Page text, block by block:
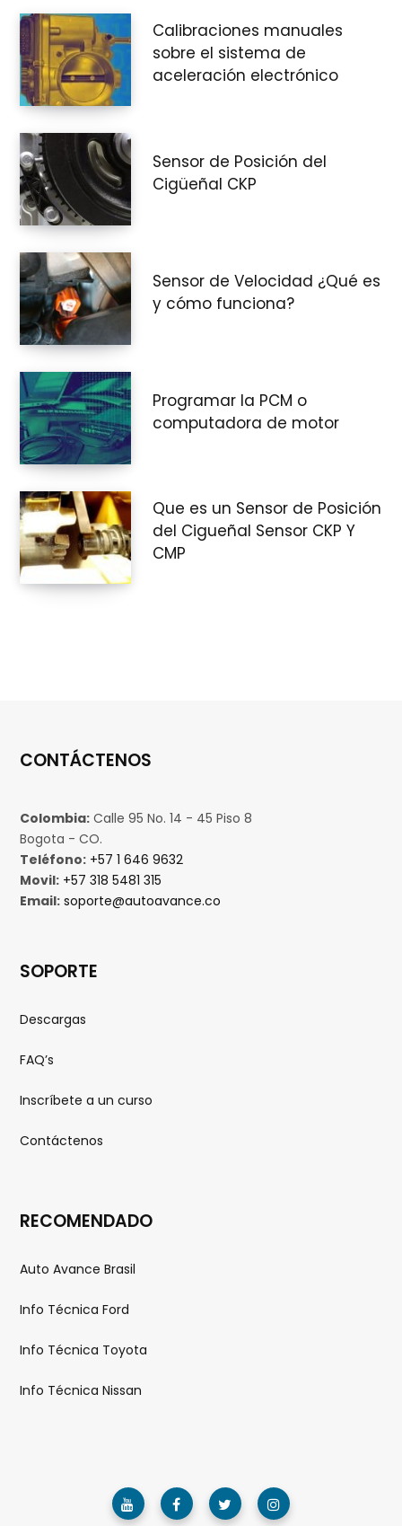
Calibraciones manuales
sobre el sistema de
aceleración electrónico
Sensor de Posición del
Cigüeñal CKP
Sensor de Velocidad ¿Qué es
y cómo funciona?
Programar la PCM o
computadora de motor
Que es un Sensor de Posición
del Cigueñal Sensor CKP Y
CMP
CONTÁCTENOS
Colombia: Calle 95 No. 14 - 45 Piso 8
Bogota - CO.
Teléfono: +57 1 646 9632
Movil: +57 318 5481 315
Email: soporte@autoavance.co
SOPORTE
Descargas
FAQ’s
Inscríbete a un curso
Contáctenos
RECOMENDADO
Auto Avance Brasil
Info Técnica Ford
Info Técnica Toyota
Info Técnica Nissan